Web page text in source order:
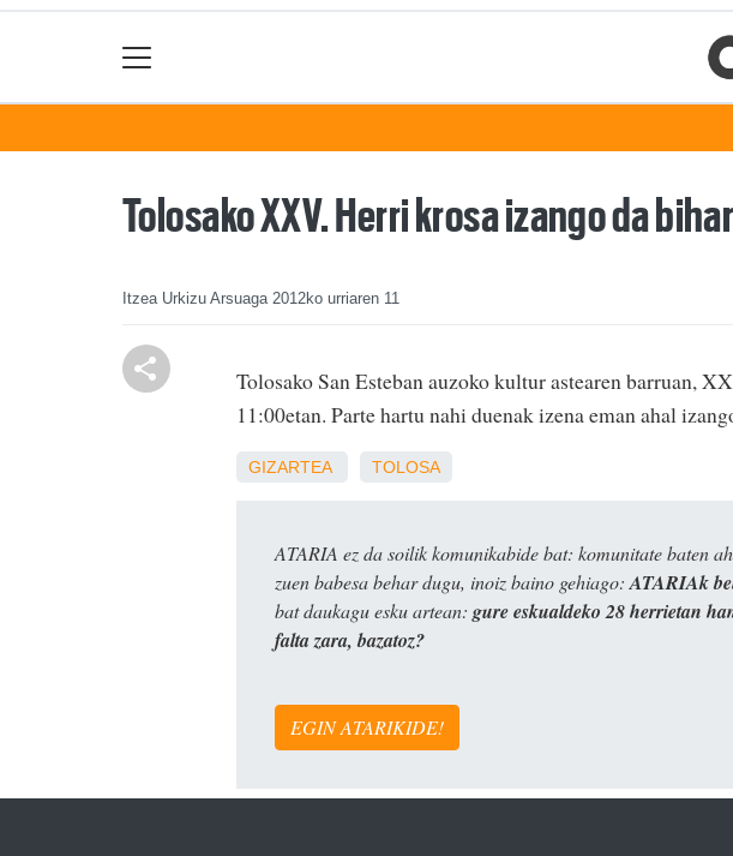
Tolosako XXV. Herri krosa izango da bihar
Itzea Urkizu Arsuaga 2012ko urriaren 11
Tolosako San Esteban auzoko kultur astearen barruan,
11:00etan. Parte hartu nahi duenak izena eman ahal
GIZARTEA TOLOSA
ATARIA ez da soilik komunikabide bat: komunitate baten
zuen babesa behar dugu, inoiz baino gehiago: ATARIAk
bat daukagu esku artean: gure eskualdeko 28 herrietan
falta zara, bazatoz?
EGIN ATARIKIDE!